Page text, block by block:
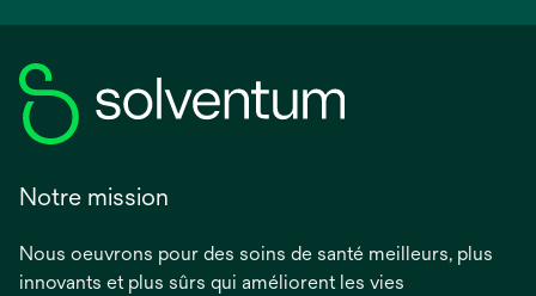
Notre mission
Nous oeuvrons pour des soins de santé meilleurs, plus
innovants et plus sûrs qui améliorent les vies